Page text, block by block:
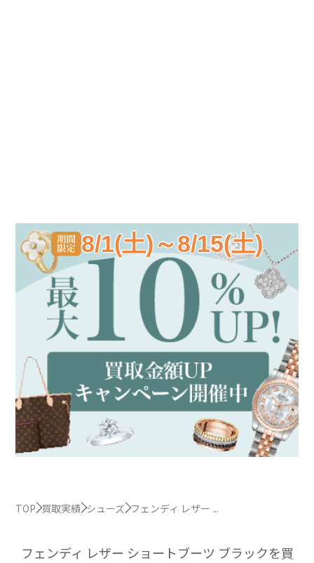
8/1(土)～8/15(土)
TOP 買取実績 シューズ フェンディ レザー ...
フェンディ レザー ショートブーツ ブラックを買